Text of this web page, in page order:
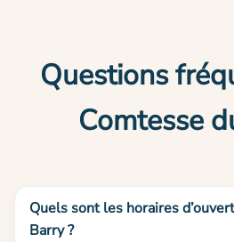
Questions
Comtesse
Quels sont les horaires
Barry ?